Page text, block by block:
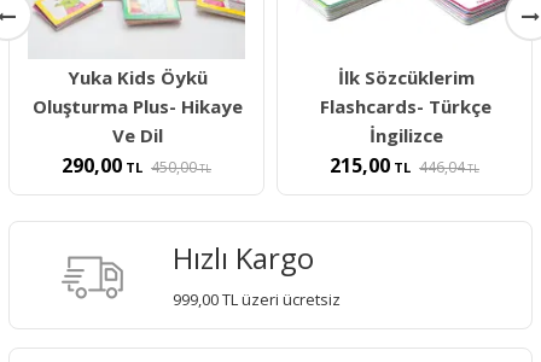
Yuka Kids Öykü
Oluşturma Plus- Hikaye
Ve Dil
290,00 TL 450,00TL
İlk Sözcüklerim
Flashcards- Türkçe
İngilizce
215,00 TL 446,04TL
Hızlı Kargo
999,00 TL üzeri ücretsiz